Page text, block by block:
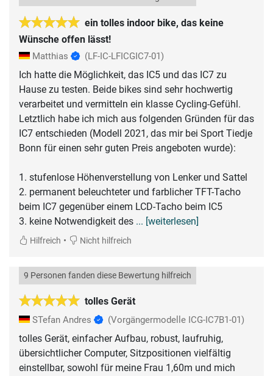
ein tolles indoor bike, das keine
Wünsche offen lässt!
Matthias (LF-IC-LFICGIC7-01)
Ich hatte die Möglichkeit, das IC5 und das IC7 zu
Hause zu testen. Beide bikes sind sehr hochwertig
verarbeitet und vermitteln ein klasse Cycling-Gefühl.
Letztlich habe ich mich aus folgenden Gründen für das
IC7 entschieden (Modell 2021, das mir bei Sport Tiedje
Bonn für einen sehr guten Preis angeboten wurde):
1. stufenlose Höhenverstellung von Lenker und Sattel
2. permanent beleuchteter und farblicher TFT-Tacho
beim IC7 gegenüber einem LCD-Tacho beim IC5
3. keine Notwendigkeit des ... [weiterlesen]
Hilfreich • Nicht hilfreich
tolles Gerät
9 Personen fanden diese Bewertung hilfreich
STefan Andres (Vorgängermodelle ICG-IC7B1-01)
tolles Gerät, einfacher Aufbau, robust, laufruhig,
übersichtlicher Computer, Sitzpositionen vielfältig
einstellbar, sowohl für meine Frau 1,60m und mich